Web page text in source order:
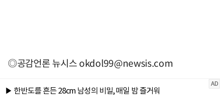
◎공감언론 뉴시스okdol99@newsis.com